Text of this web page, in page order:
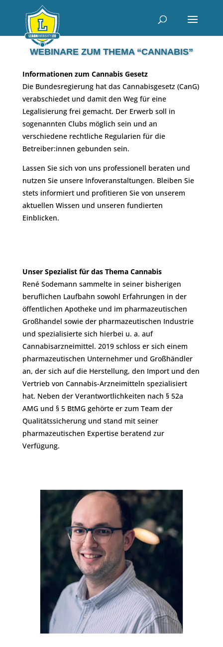
WEBINARE ZUM THEMA “CANNABIS”
Informationen zum Cannabis Gesetz
Die Bundesregierung hat das Cannabisgesetz (CanG)
verabschiedet und damit den Weg für eine
Legalisierung frei gemacht. Der Erwerb soll in
sogenannten Clubs möglich sein und an
verschiedene rechtliche Regularien für die
Betreiber:innen gebunden sein.
Lassen Sie sich von uns professionell beraten und
nutzen Sie unsere Infoveranstaltungen. Bleiben Sie
stets informiert und profitieren Sie von unserem
aktuellen Wissen und unseren fundierten
Einblicken.
Unser Spezialist für das Thema Cannabis
René Sodemann sammelte in seiner bisherigen
beruflichen Laufbahn sowohl Erfahrungen in der
öffentlichen Apotheke und im pharmazeutischen
Großhandel sowie der pharmazeutischen Industrie
und spezialisierte sich hierbei u. a. auf
Cannabisarzneimittel. 2019 schloss er sich einem
pharmazeutischen Unternehmer und Großhändler
an, der sich auf die Herstellung, den Import und den
Vertrieb von Cannabis-Arzneimitteln spezialisiert
hat. Neben der Verantwortlichkeiten nach § 52a
AMG und § 5 BtMG gehörte er zum Team der
Qualitätssicherung und stand mit seiner
pharmazeutischen Expertise beratend zur
Verfügung.